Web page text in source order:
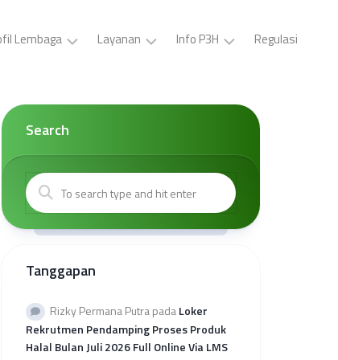
Lembaga
YPS
Darul
Visi
Misi
Kepengurusan
Kantor
Provinsi
Layanan
P3H
Sertifikasi
Halal
Gratis
Halal
Reguler
Info P3H
ID
Tugas,
Brosur
P3H
Surat
Kuota
Sehati
2026
Regulasi
Search
Tanggapan
Rizky Permana PutrapadaLoker
Rekrutmen Pendamping Proses Produk
Halal Bulan Juli 2026 Full Online Via LMS